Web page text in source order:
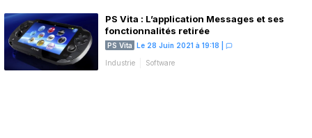
PS Vita : L’application Messages et ses
fonctionnalités retirée
PS Vita Le 28 Juin 2021 à 19:18
Industrie Software